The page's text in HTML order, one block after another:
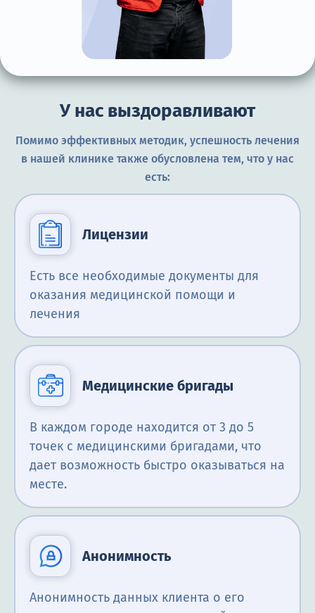
У нас выздоравливают
Помимо эффективных методик, успешность лечения
в нашей клинике также обусловлена тем, что у нас
есть:
Лицензии
Есть все необходимые документы для
оказания медицинской помощи и
лечения
Медицинские бригады
В каждом городе находится от 3 до 5
точек с медицинскими бригадами, что
дает возможность быстро оказываться на
месте.
Анонимность
Анонимность данных клиента о его